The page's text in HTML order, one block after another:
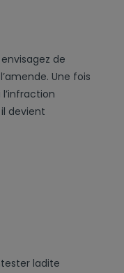
de
Une fois
devient
ladite